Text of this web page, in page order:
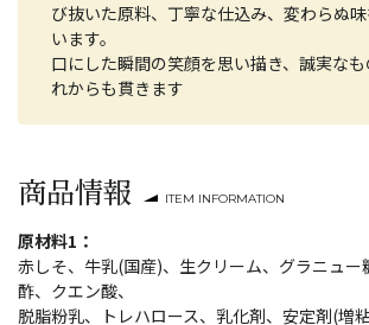
び抜いた原料、丁寧な仕込み、変わらぬ
います。
口にした瞬間の笑顔を思い描き、誠実な
れからも貫きます
商品情報 ITEM INFORMATION
原材料1：
赤しそ、牛乳(国産)、生クリーム、グラニュー
酢、クエン酸、
脱脂粉乳、トレハロース、乳化剤、安定剤(増